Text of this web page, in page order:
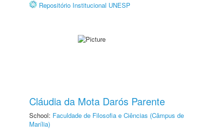
Repositório Institucional UNESP
Cláudia da Mota Darós Parente
School: Faculdade de Filosofia e Ciências (Câmpus de
Marília)